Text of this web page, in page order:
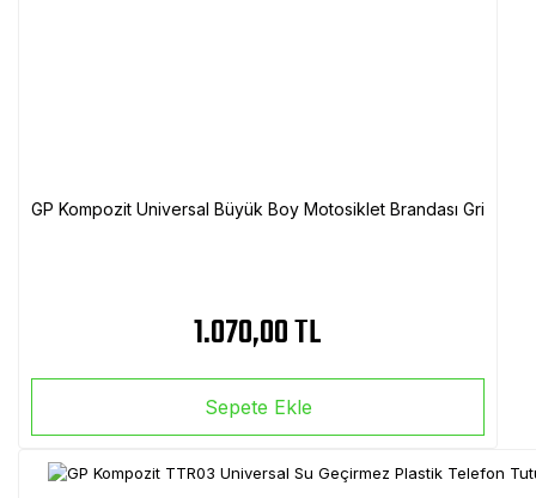
GP Kompozit Universal Büyük Boy Motosiklet Brandası Gri
1.070,00 TL
Sepete Ekle